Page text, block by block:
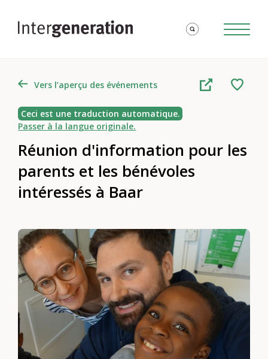
Vers l’aperçu des événements
Ceci est une traduction automatique.
Passer à la langue originale.
Réunion d'information pour les
parents et les bénévoles
intéressés à Baar